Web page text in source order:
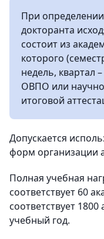
При
докторанта
состоит из
которого
недель, квартал
ОВПО или
итоговой
Допускается
форм организации
Полная учебная
соответствует 60
соответствует
учебный год.